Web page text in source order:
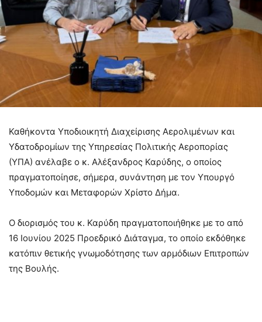
Καθήκοντα Υποδιοικητή Διαχείρισης Αερολιμένων και
Υδατοδρομίων της Υπηρεσίας Πολιτικής Αεροπορίας
(ΥΠΑ) ανέλαβε ο κ. Αλέξανδρος Καρύδης, ο οποίος
πραγματοποίησε, σήμερα, συνάντηση με τον Υπουργό
Υποδομών και Μεταφορών Χρίστο Δήμα.
Ο διορισμός του κ. Καρύδη πραγματοποιήθηκε με το από
16 Ιουνίου 2025 Προεδρικό Διάταγμα, το οποίο εκδόθηκε
κατόπιν θετικής γνωμοδότησης των αρμόδιων Επιτροπών
της Βουλής.